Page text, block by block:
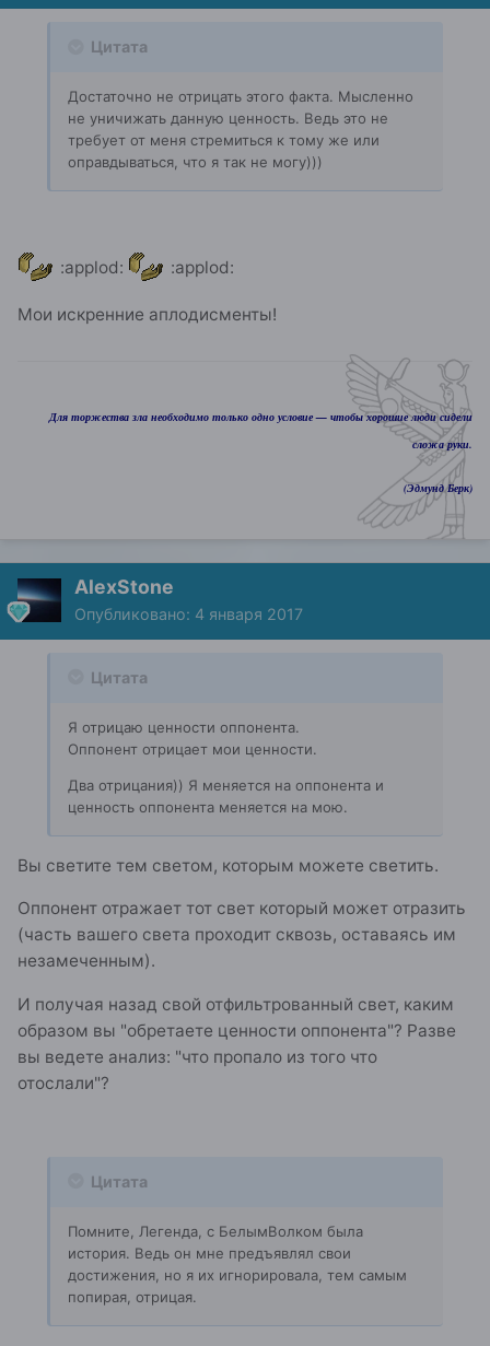
Цитата
Достаточно не отрицать этого факта. Мысленно
не уничижать данную ценность. Ведь это не
требует от меня стремиться к тому же или
оправдываться, что я так не могу)))
:applod: :applod:
Мои искренние аплодисменты!
Для торжества зла необходимо только одно условие — чтобы хорошие люди сидели
сложа руки.
(Эдмунд Берк)
AlexStone
Опубликовано: 4 января 2017
Цитата
Я отрицаю ценности оппонента.
Оппонент отрицает мои ценности.
Два отрицания)) Я меняется на оппонента и
ценность оппонента меняется на мою.
Вы светите тем светом, которым можете светить.
Оппонент отражает тот свет который может отразить
(часть вашего света проходит сквозь, оставаясь им
незамеченным).
И получая назад свой отфильтрованный свет, каким
образом вы "обретаете ценности оппонента"? Разве
вы ведете анализ: "что пропало из того что
отослали"?
Цитата
Помните, Легенда, с БелымВолком была
история. Ведь он мне предъявлял свои
достижения, но я их игнорировала, тем самым
попирая, отрицая.